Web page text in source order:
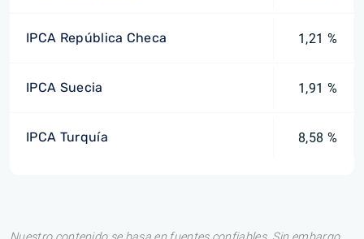
IPCA República Checa 1,21 %
IPCA Suecia 1,91 %
IPCA Turquía 8,58 %